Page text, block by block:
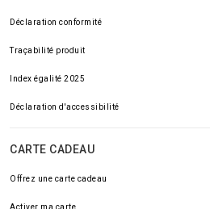
Déclaration conformité
Traçabilité produit
Index égalité 2025
Déclaration d'accessibilité
CARTE CADEAU
Offrez une carte cadeau
Activer ma carte